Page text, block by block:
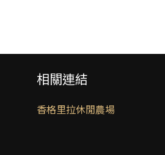
相關連結
香格里拉休閒農場